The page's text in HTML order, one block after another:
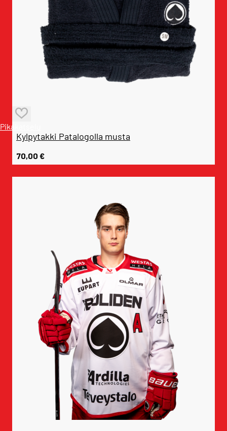
Pikakatselu
Kylpytakki Patalogolla musta
70,00 €